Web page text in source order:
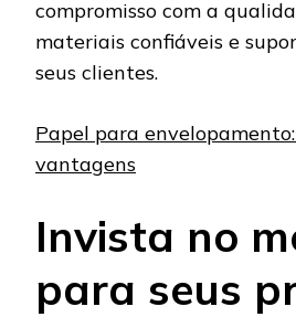
compromisso com a
materiais confiáveis e
seus clientes.
Papel para
vantagens
Invista no
para seus